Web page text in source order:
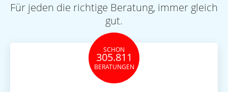
Für jeden die richtige Beratung, immer gleich
gut.
SCHON
305.811
BERATUNGEN